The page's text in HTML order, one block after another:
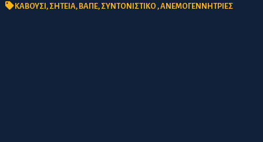
ΚΑΒΟΥΣΙ, ΣΗΤΕΙΑ, ΒΑΠΕ, ΣΥΝΤΟΝΙΣΤΙΚΟ ,ΑΝΕΜΟΓΕΝΝΗΤΡΙΕΣ